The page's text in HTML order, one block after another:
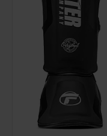
Verzorging
Overige
Thuis trainen